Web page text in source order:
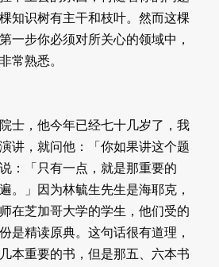
知识树有主干和枝叶。然而这棵
一步你必须对所关心的领域中，
常熟悉。
士，他今年已经七十几岁了，我
讲，就问他：「你如果讲这个题
：「只有一点，就是那重要的
。」因为林毓生先生是海耶克，
在芝加哥大学的学生，他们受的
是精读原典。这句话很有道理，
本重要的书，但是那五、六本书